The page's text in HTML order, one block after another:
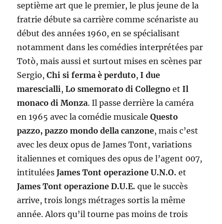
septième art que le premier, le plus jeune de la
fratrie débute sa carrière comme scénariste au
début des années 1960, en se spécialisant
notamment dans les comédies interprétées par
Totò, mais aussi et surtout mises en scènes par
Sergio,Chi si ferma è perduto,I due
marescialli,Lo smemorato di CollegnoetIl
monaco di Monza. Il passe derrière la caméra
en 1965 avec la comédie musicaleQuesto
pazzo, pazzo mondo della canzone, mais c’est
avec les deux opus de James Tont, variations
italiennes et comiques des opus de l’agent 007,
intituléesJames Tont operazione U.N.O.et
James Tont operazione D.U.E. que le succès
arrive, trois longs métrages sortis la même
année. Alors qu’il tourne pas moins de trois